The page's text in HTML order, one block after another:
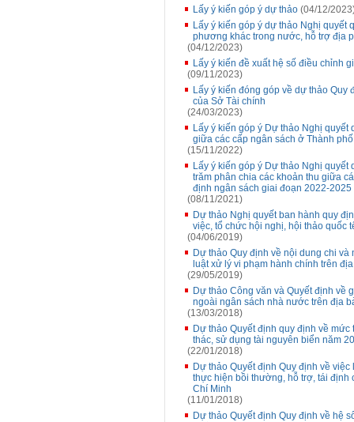
Lấy ý kiến góp ý dự thảo (04/12/
Lấy ý kiến góp ý dự thảo Nghị quyết
phương khác trong nước, hỗ trợ địa
(04/12/2023)
Lấy ý kiến đề xuất hệ số điều chỉnh
(09/11/2023)
Lấy ý kiến đóng góp về dự thảo
của Sở Tài chính
(24/03/2023)
Lấy ý kiến góp ý Dự thảo Nghị
giữa các cấp ngân sách ở Thành
(15/11/2022)
Lấy ý kiến góp ý Dự thảo Nghị
trăm phân chia các khoản thu giữa
định ngân sách giai đoạn 2022-2025
(08/11/2021)
Dự thảo Nghị quyết ban hành quy
việc, tổ chức hội nghị, hội thảo quốc
(04/06/2019)
Dự thảo Quy định về nội dung chi
luật xử lý vi phạm hành chính trên
(29/05/2019)
Dự thảo Công văn và Quyết định về
ngoài ngân sách nhà nước trên địa
(13/03/2018)
Dự thảo Quyết định quy định về
thác, sử dụng tài nguyên biển năm
(22/01/2018)
Dự thảo Quyết định Quy định về
thực hiện bồi thường, hỗ trợ, tái định
Chí Minh
(11/01/2018)
Dự thảo Quyết định Quy định về hệ